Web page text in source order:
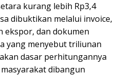
kurang lebih Rp3,4
dibuktikan melalui invoice,
ekspor, dan dokumen
yang menyebut triliunan
dasar perhitungannya
dibangun